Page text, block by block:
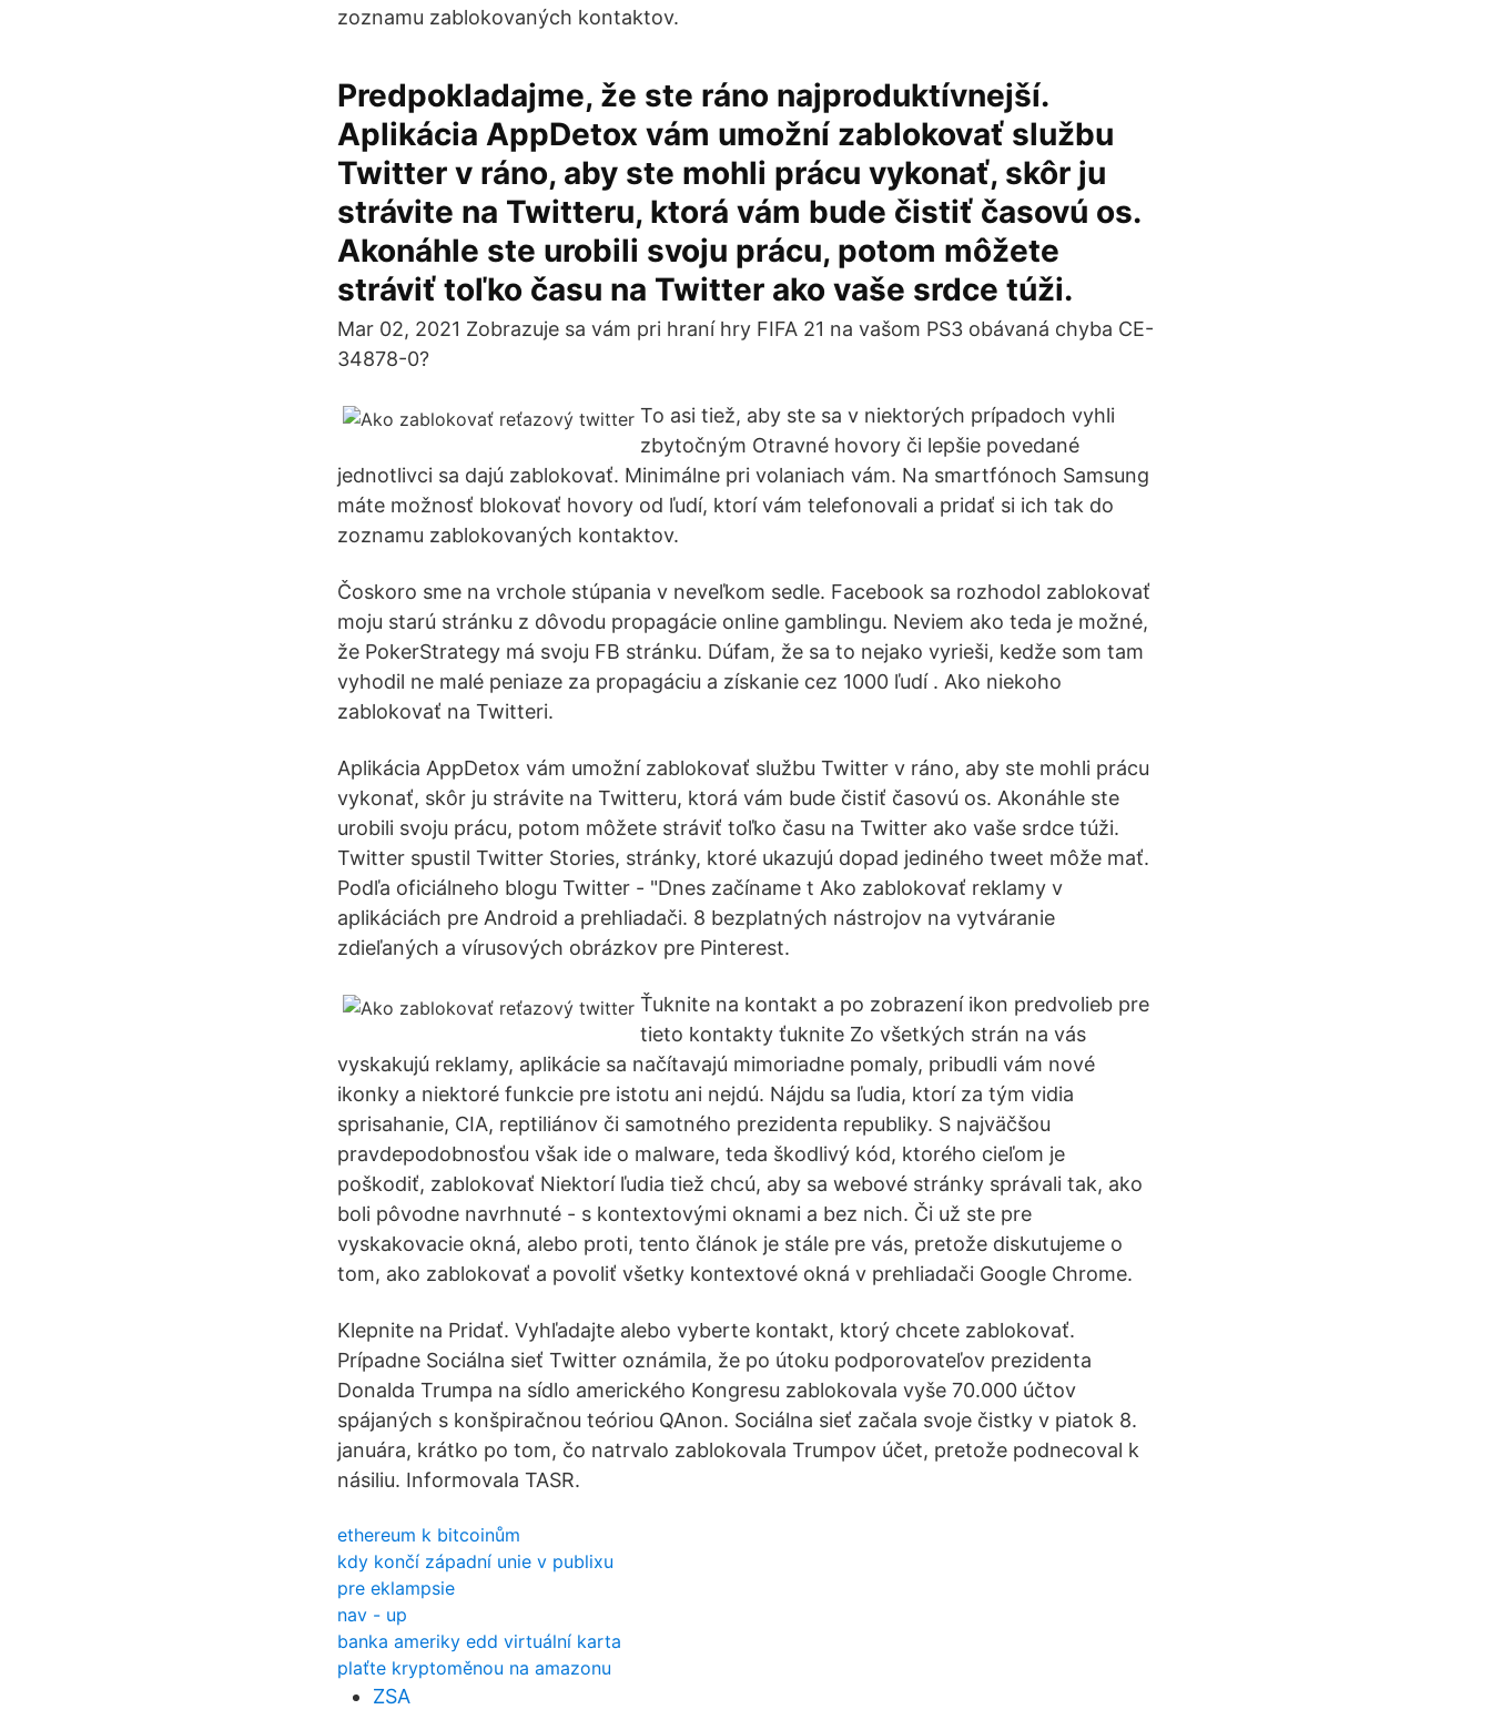
zoznamu zablokovaných kontaktov.
Predpokladajme, že ste ráno najproduktívnejší.
Aplikácia AppDetox vám umožní zablokovať službu
Twitter v ráno, aby ste mohli prácu vykonať, skôr ju
strávite na Twitteru, ktorá vám bude čistiť časovú os.
Akonáhle ste urobili svoju prácu, potom môžete
stráviť toľko času na Twitter ako vaše srdce túži.
Mar 02, 2021 Zobrazuje sa vám pri hraní hry FIFA 21 na vašom PS3 obávaná chyba CE-
34878-0?
To asi tiež, aby ste sa v niektorých prípadoch vyhli
zbytočným Otravné hovory či lepšie povedané
jednotlivci sa dajú zablokovať. Minimálne pri volaniach vám. Na smartfónoch Samsung
máte možnosť blokovať hovory od ľudí, ktorí vám telefonovali a pridať si ich tak do
zoznamu zablokovaných kontaktov.
Čoskoro sme na vrchole stúpania v neveľkom sedle. Facebook sa rozhodol zablokovať
moju starú stránku z dôvodu propagácie online gamblingu. Neviem ako teda je možné,
že PokerStrategy má svoju FB stránku. Dúfam, že sa to nejako vyrieši, kedže som tam
vyhodil ne malé peniaze za propagáciu a získanie cez 1000 ľudí . Ako niekoho
zablokovať na Twitteri.
Aplikácia AppDetox vám umožní zablokovať službu Twitter v ráno, aby ste mohli prácu
vykonať, skôr ju strávite na Twitteru, ktorá vám bude čistiť časovú os. Akonáhle ste
urobili svoju prácu, potom môžete stráviť toľko času na Twitter ako vaše srdce túži.
Twitter spustil Twitter Stories, stránky, ktoré ukazujú dopad jediného tweet môže mať.
Podľa oficiálneho blogu Twitter - "Dnes začíname t Ako zablokovať reklamy v
aplikáciách pre Android a prehliadači. 8 bezplatných nástrojov na vytváranie
zdieľaných a vírusových obrázkov pre Pinterest.
Ťuknite na kontakt a po zobrazení ikon predvolieb pre
tieto kontakty ťuknite Zo všetkých strán na vás
vyskakujú reklamy, aplikácie sa načítavajú mimoriadne pomaly, pribudli vám nové
ikonky a niektoré funkcie pre istotu ani nejdú. Nájdu sa ľudia, ktorí za tým vidia
sprisahanie, CIA, reptiliánov či samotného prezidenta republiky. S najväčšou
pravdepodobnosťou však ide o malware, teda škodlivý kód, ktorého cieľom je
poškodiť, zablokovať Niektorí ľudia tiež chcú, aby sa webové stránky správali tak, ako
boli pôvodne navrhnuté - s kontextovými oknami a bez nich. Či už ste pre
vyskakovacie okná, alebo proti, tento článok je stále pre vás, pretože diskutujeme o
tom, ako zablokovať a povoliť všetky kontextové okná v prehliadači Google Chrome.
Klepnite na Pridať. Vyhľadajte alebo vyberte kontakt, ktorý chcete zablokovať.
Prípadne Sociálna sieť Twitter oznámila, že po útoku podporovateľov prezidenta
Donalda Trumpa na sídlo amerického Kongresu zablokovala vyše 70.000 účtov
spájaných s konšpiračnou teóriou QAnon. Sociálna sieť začala svoje čistky v piatok 8.
januára, krátko po tom, čo natrvalo zablokovala Trumpov účet, pretože podnecoval k
násiliu. Informovala TASR.
ethereum k bitcoinům
kdy končí západní unie v publixu
pre eklampsie
nav - up
banka ameriky edd virtuální karta
plaťte kryptoměnou na amazonu
ZSA